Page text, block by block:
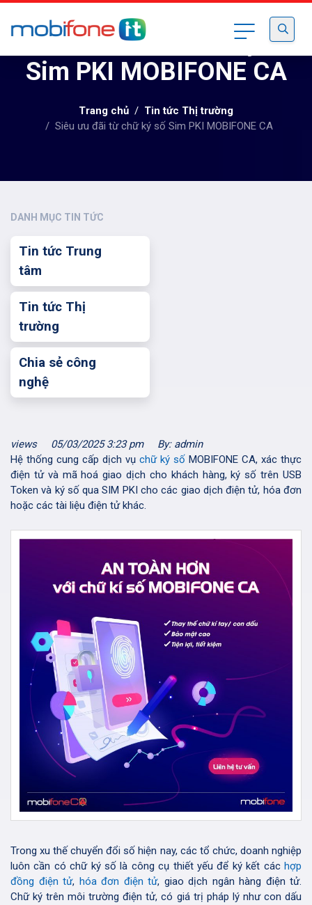
Siêu ưu đãi từ chữ ký số
Sim PKI MOBIFONE CA
Trang chủ
Tin tức Thị trường
Siêu ưu đãi từ chữ ký số Sim PKI MOBIFONE CA
DANH MỤC TIN TỨC
Tin tức Trung
tâm
Tin tức Thị
trường
Chia sẻ công
nghệ
views 05/03/2025 3:23 pm
By: admin
Hệ thống cung cấp dịch vụ chữ ký số MOBIFONE CA, xác thực
điện tử và mã hoá giao dịch cho khách hàng, ký số trên USB
Token và ký số qua SIM PKI cho các giao dịch điện tử, hóa đơn
hoặc các tài liệu điện tử khác.
Trong xu thế chuyển đổi số hiện nay, các tổ chức, doanh nghiệp
luôn cần có chữ ký số là công cụ thiết yếu để ký kết các hợp
đồng điện tử, hóa đơn điện tử, giao dịch ngân hàng điện tử.
Chữ ký trên môi trường điện tử, có giá trị pháp lý như con dấu